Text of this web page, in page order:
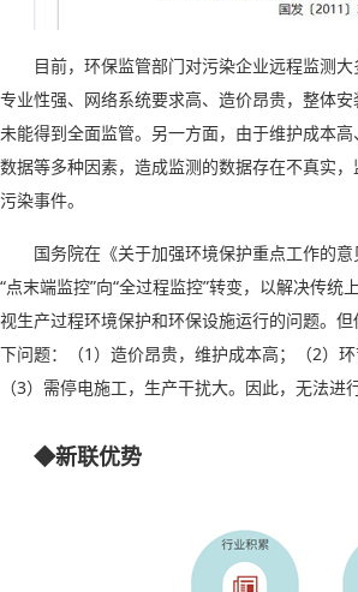
目前，环保监管部门对污染企业远程监测大
专业性强、网络系统要求高、造价昂贵，整体
未能得到全面监管。另一方面，由于维护成本
数据等多种因素，造成监测的数据存在不真实
污染事件。
国务院在《关于加强环境保护重点工作的
“点末端监控”向“全过程监控”转变，以解决传统
视生产过程环境保护和环保设施运行的问题。 但
下问题：（1 ）造价昂贵，维护成本高；（2）
（3）需停电施工，生产干扰大。 因此， 无法进
◆新联优势